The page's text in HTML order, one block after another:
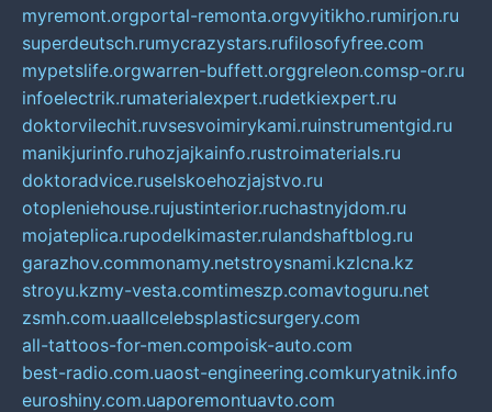
myremont.orgportal-remonta.orgvyitikho.rumirjon.ru
superdeutsch.rumycrazystars.rufilosofyfree.com
mypetslife.orgwarren-buffett.orggreleon.comsp-or.ru
infoelectrik.rumaterialexpert.rudetkiexpert.ru
doktorvilechit.ruvsesvoimirykami.ruinstrumentgid.ru
manikjurinfo.ruhozjajkainfo.rustroimaterials.ru
doktoradvice.ruselskoehozjajstvo.ru
otopleniehouse.rujustinterior.ruchastnyjdom.ru
mojateplica.rupodelkimaster.rulandshaftblog.ru
garazhov.commonamy.netstroysnami.kzlcna.kz
stroyu.kzmy-vesta.comtimeszp.comavtoguru.net
zsmh.com.uaallcelebsplasticsurgery.com
all-tattoos-for-men.compoisk-auto.com
best-radio.com.uaost-engineering.comkuryatnik.info
euroshiny.com.uaporemontuavto.com